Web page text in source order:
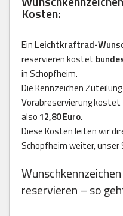
Kosten:
Ein Leichtkraftrad-
reservieren kostet
in Schopfheim.
Die Kennzeichen
Vorabreservierung kostet
also 12,80 Euro.
Diese Kosten leiten wir
Schopfheim weiter, unser
reservieren – so